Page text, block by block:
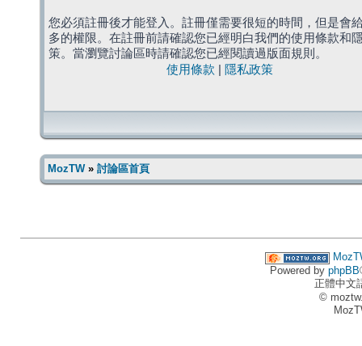
您必須註冊後才能登入。註冊僅需要很短的時間，但是會
多的權限。在註冊前請確認您已經明白我們的使用條款和
策。當瀏覽討論區時請確認您已經閱讀過版面規則。
使用條款
隱私政策
MozTW» 討論區首頁
Powered by phpBB
正體中文
©